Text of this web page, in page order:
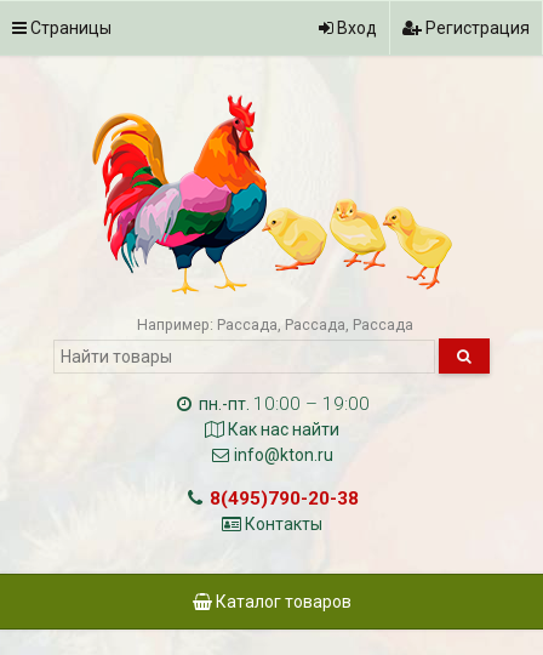
Страницы Вход Регистрация
Например: Рассада Рассада Рассада
пн.-пт. 10:00 – 19:00
Как нас найти
info@kton.ru
8(495)790-20-38
Контакты
Каталог товаров